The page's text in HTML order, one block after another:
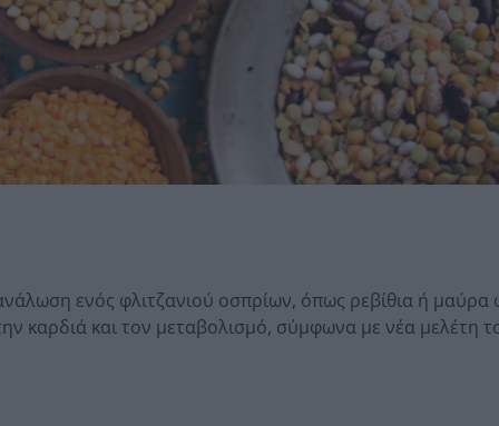
ενός φλιτζανιού οσπρίων, όπως ρεβίθια ή μαύρα
καρδιά και τον μεταβολισμό, σύμφωνα με νέα μελέτη